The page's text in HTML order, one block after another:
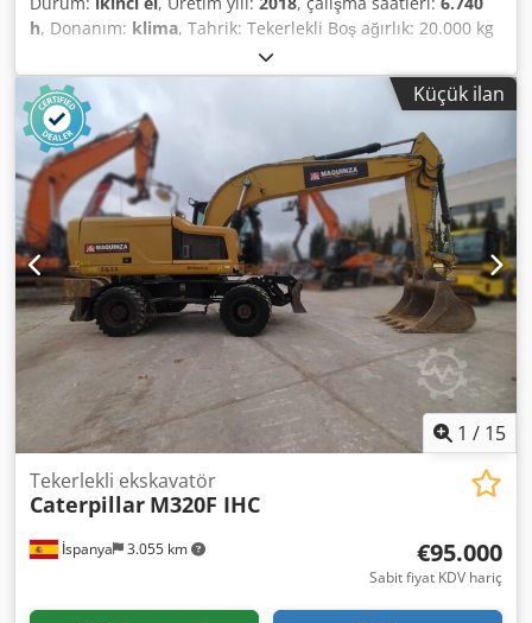
h, Donanım: klima, Tahrik: Tekerlekli Boş ağırlık: 20.000 kg
Ölçüler (U x G x Y): 892 x 255 x 332 cm Dwsdpfszku U Usx
Ag Rea
Küçük ilan
1 / 15
İspanya 3.055 km
Tekerlekli ekskavatör
Caterpillar M320F IHC
€95.000
Sabit fiyat KDV hariç